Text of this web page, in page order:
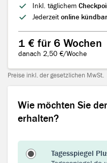
Inkl. täglichem
Jederzeitonline kündbar
1 € für 6 Wochen
danach 2,50 €/Woche
Preise inkl. der gesetzlichen MwSt.
Wie möchten Sie
erhalten?
Tagesspiegel